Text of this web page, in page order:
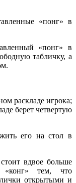
«понг» в
«понг» в
табличку, а
раскладе игрока;
берет четвертую
его на стол в
вдвое больше
«конг» тем, что
открытыми и